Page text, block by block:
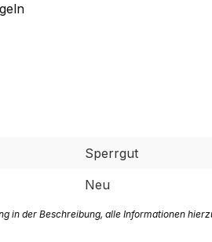
Sperrgut
Neu
in der Beschreibung, alle Informationen